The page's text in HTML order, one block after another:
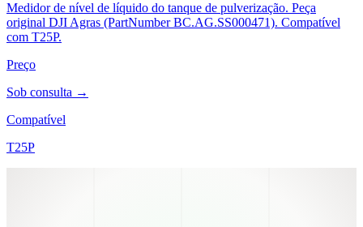
Medidor de nível de líquido do tanque de pulverização. Peça
original DJI Agras (PartNumber BC.AG.SS000471). Compatível
com T25P.
Preço
Sob consulta →
Compatível
T25P